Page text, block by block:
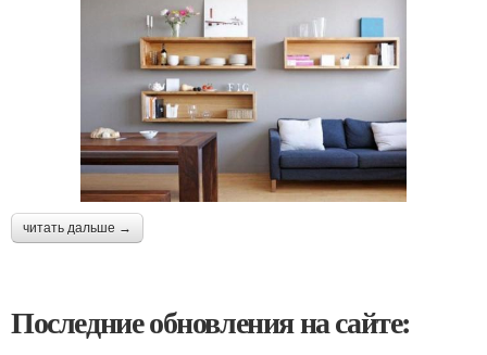
читать дальше →
Последние обновления на сайте: